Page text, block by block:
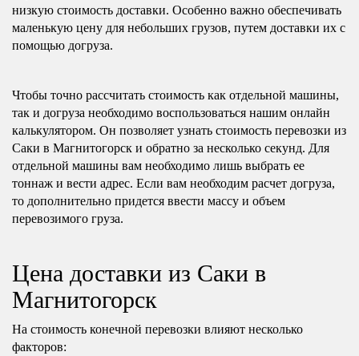
низкую стоимость доставки. Особенно важно обеспечивать
маленькую цену для небольших грузов, путем доставки их с
помощью догруза.
Чтобы точно рассчитать стоимость как отдельной машины,
так и догруза необходимо воспользоваться нашим онлайн
калькулятором. Он позволяет узнать стоимость перевозки из
Саки в Магнитогорск и обратно за несколько секунд. Для
отдельной машины вам необходимо лишь выбрать ее
тоннаж и вести адрес. Если вам необходим расчет догруза,
то дополнительно придется ввести массу и объем
перевозимого груза.
Цена доставки из Саки в
Магнитогорск
На стоимость конечной перевозки влияют несколько
факторов: